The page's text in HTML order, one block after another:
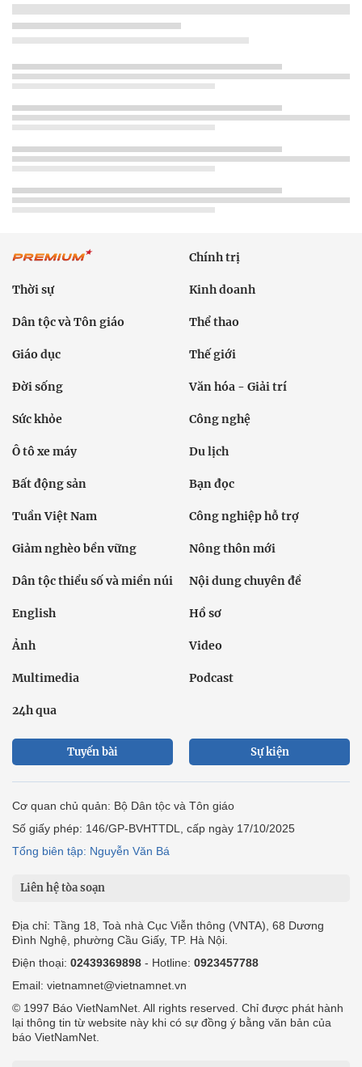
Chính trị
Thời sự Kinh doanh
Dân tộc và Tôn giáo Thể thao
Giáo dục Thế giới
Đời sống Văn hóa - Giải trí
Sức khỏe Công nghệ
Ô tô xe máy Du lịch
Bất động sản Bạn đọc
Tuần Việt Nam Công nghiệp hỗ trợ
Giảm nghèo bền vững Nông thôn mới
Dân tộc thiểu số và miền núi Nội dung chuyên đề
English Hồ sơ
Ảnh Video
Multimedia Podcast
24h qua
Tuyến bài Sự kiện
Cơ quan chủ quản: Bộ Dân tộc và Tôn giáo
Số giấy phép: 146/GP-BVHTTDL, cấp ngày 17/10/2025
Tổng biên tập: Nguyễn Văn Bá
Liên hệ tòa soạn
Địa chỉ: Tầng 18, Toà nhà Cục Viễn thông (VNTA), 68 Dương
Đình Nghệ, phường Cầu Giấy, TP. Hà Nội.
Điện thoại: 02439369898 - Hotline: 0923457788
Email: vietnamnet@vietnamnet.vn
© 1997 Báo VietNamNet. All rights reserved. Chỉ được phát hành
lại thông tin từ website này khi có sự đồng ý bằng văn bản của
báo VietNamNet.